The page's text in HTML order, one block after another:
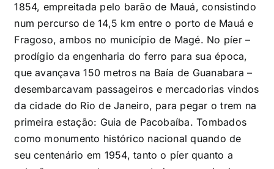
1854, empreitada pelo barão de Mauá, consistindo
num percurso de 14,5 km entre o porto de Mauá e
Fragoso, ambos no município de Magé. No píer –
prodígio da engenharia do ferro para sua época,
que avançava 150 metros na Baía de Guanabara –
desembarcavam passageiros e mercadorias vindos
da cidade do Rio de Janeiro, para pegar o trem na
primeira estação: Guia de Pacobaíba. Tombados
como monumento histórico nacional quando de
seu centenário em 1954, tanto o píer quanto a